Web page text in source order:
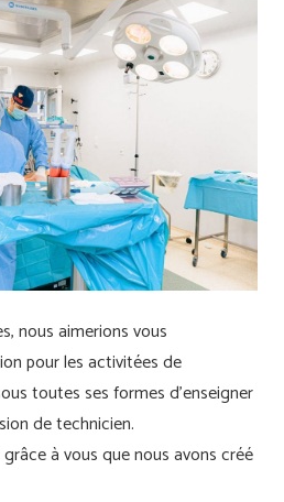
nous aimerions vous
pour les activitées de
toutes ses formes d’enseigner
de technicien.
à vous que nous avons créé